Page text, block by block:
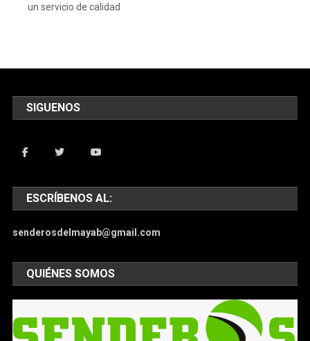
un servicio de calidad
SIGUENOS
ESCRÍBENOS AL:
senderosdelmayab@gmail.com
QUIÉNES SOMOS